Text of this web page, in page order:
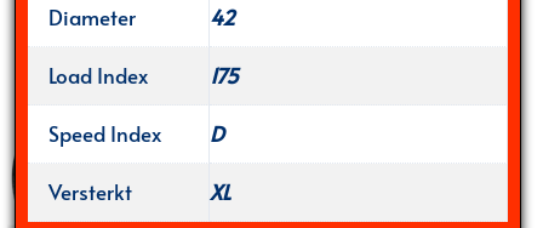
Diameter
42
Load Index
175
Speed Index
D
Versterkt
XL